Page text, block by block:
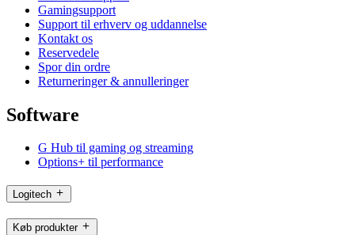
Gamingsupport
Support til erhverv og uddannelse
Kontakt os
Reservedele
Spor din ordre
Returneringer & annulleringer
Software
G Hub til gaming og streaming
Options+ til performance
Logitech
Køb produkter